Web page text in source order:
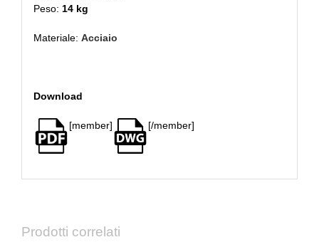
Peso: 14 kg
Materiale: Acciaio
Download
[member] [/member]
Prodotti correlati